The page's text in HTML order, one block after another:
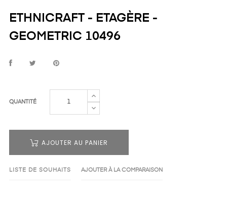
ETHNICRAFT - ETAGÈRE -
GEOMETRIC 10496
QUANTITÉ
AJOUTER AU PANIER
LISTE DE SOUHAITS AJOUTER À LA COMPARAISON